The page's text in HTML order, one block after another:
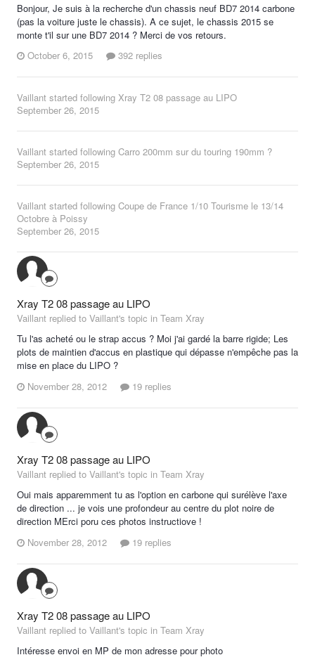
Bonjour, Je suis à la recherche d'un chassis neuf BD7 2014 carbone
(pas la voiture juste le chassis). A ce sujet, le chassis 2015 se
monte t'il sur une BD7 2014 ? Merci de vos retours.
October 6, 2015
392 replies
Vaillant started following Xray T2 08 passage au LIPO
September 26, 2015
Vaillant started following Carro 200mm sur du touring 190mm ?
September 26, 2015
Vaillant started following Coupe de France 1/10 Tourisme le 13/14
Octobre à Poissy
September 26, 2015
Xray T2 08 passage au LIPO
Vaillant replied to Vaillant's topic in Team Xray
Tu l'as acheté ou le strap accus ? Moi j'ai gardé la barre rigide; Les
plots de maintien d'accus en plastique qui dépasse n'empêche pas la
mise en place du LIPO ?
November 28, 2012
19 replies
Xray T2 08 passage au LIPO
Vaillant replied to Vaillant's topic in Team Xray
Oui mais apparemment tu as l'option en carbone qui surélève l'axe
de direction ... je vois une profondeur au centre du plot noire de
direction MErci poru ces photos instructiove !
November 28, 2012
19 replies
Xray T2 08 passage au LIPO
Vaillant replied to Vaillant's topic in Team Xray
Intéresse envoi en MP de mon adresse pour photo